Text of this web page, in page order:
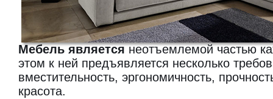
Мебель являетсянеотъемлемой частью
этом к ней предъявляется несколько
вместительность, эргономичность,
красота.